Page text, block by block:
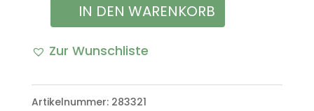
Natokabel
Bundeswehr
Überbrückungskabel
IN DEN WARENKORB
Zur Wunschliste
Artikelnummer: 283321